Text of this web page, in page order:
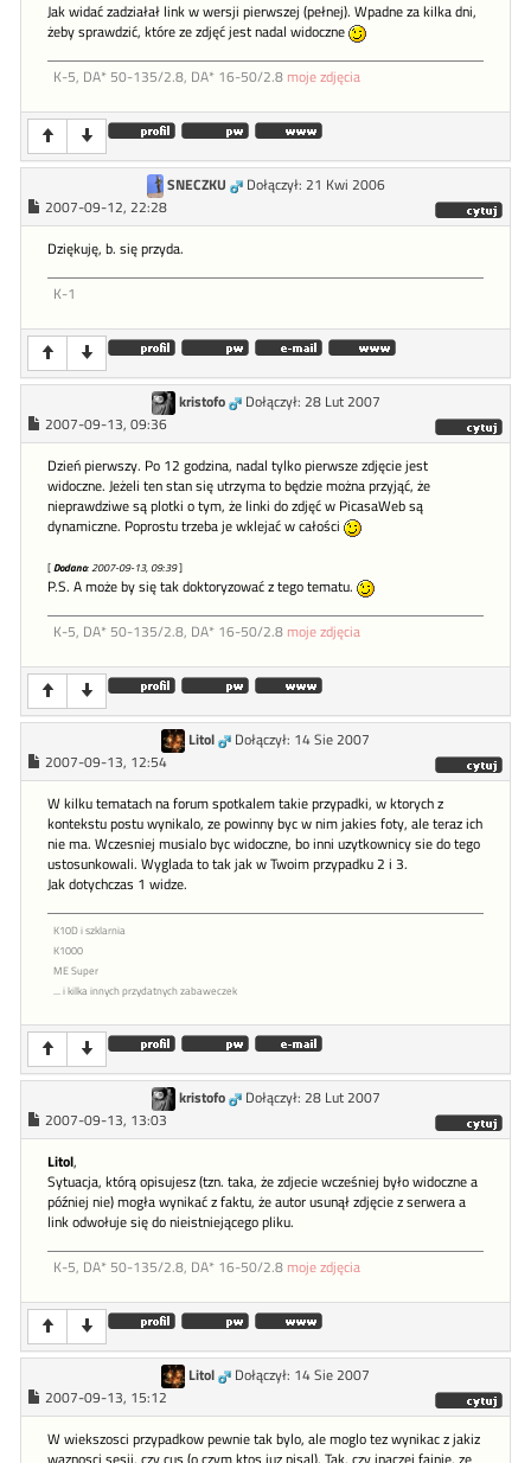
Jak widać zadziałał link w wersji pierwszej (pełnej). Wpadne za kilka dni,
żeby sprawdzić, które ze zdjęć jest nadal widoczne
K-5, DA* 50-135/2.8, DA* 16-50/2.8 moje zdjęcia
SNECZKU
Dołączył: 21 Kwi 2006
2007-09-12, 22:28
Dziękuję, b. się przyda.
K-1
kristofo
Dołączył: 28 Lut 2007
2007-09-13, 09:36
Dzień pierwszy. Po 12 godzina, nadal tylko pierwsze zdjęcie jest
widoczne. Jeżeli ten stan się utrzyma to będzie można przyjąć, że
nieprawdziwe są plotki o tym, że linki do zdjęć w PicasaWeb są
dynamiczne. Poprostu trzeba je wklejać w całości
[Dodano: 2007-09-13, 09:39]
P.S. A może by się tak doktoryzować z tego tematu.
K-5, DA* 50-135/2.8, DA* 16-50/2.8 moje zdjęcia
Litol
Dołączył: 14 Sie 2007
2007-09-13, 12:54
W kilku tematach na forum spotkalem takie przypadki, w ktorych z
kontekstu postu wynikalo, ze powinny byc w nim jakies foty, ale teraz ich
nie ma. Wczesniej musialo byc widoczne, bo inni uzytkownicy sie do tego
ustosunkowali. Wyglada to tak jak w Twoim przypadku 2 i 3.
Jak dotychczas 1 widze.
K10D i szklarnia
K1000
ME Super
... i kilka innych przydatnych zabaweczek
kristofo
Dołączył: 28 Lut 2007
2007-09-13, 13:03
Litol,
Sytuacja, którą opisujesz (tzn. taka, że zdjecie wcześniej było widoczne a
później nie) mogła wynikać z faktu, że autor usunął zdjęcie z serwera a
link odwołuje się do nieistniejącego pliku.
K-5, DA* 50-135/2.8, DA* 16-50/2.8 moje zdjęcia
Litol
Dołączył: 14 Sie 2007
2007-09-13, 15:12
W wiekszosci przypadkow pewnie tak bylo, ale moglo tez wynikac z jakiz